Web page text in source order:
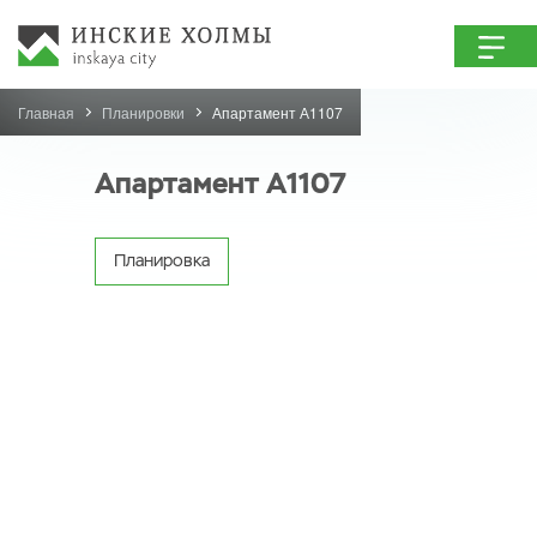
Главная Планировки Апартамент А1107
Апартамент А1107
Планировка